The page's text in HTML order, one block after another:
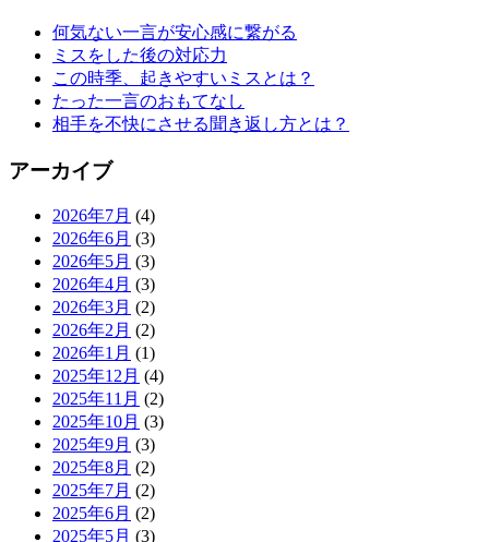
何気ない一言が安心感に繋がる
ミスをした後の対応力
この時季、起きやすいミスとは？
たった一言のおもてなし
相手を不快にさせる聞き返し方とは？
アーカイブ
2026年7月 (4)
2026年6月 (3)
2026年5月 (3)
2026年4月 (3)
2026年3月 (2)
2026年2月 (2)
2026年1月 (1)
2025年12月 (4)
2025年11月 (2)
2025年10月 (3)
2025年9月 (3)
2025年8月 (2)
2025年7月 (2)
2025年6月 (2)
2025年5月 (3)